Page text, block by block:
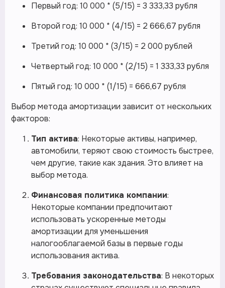
Первый год: 10 000 * (5/15) = 3 333,33 рубля
Второй год: 10 000 * (4/15) = 2 666,67 рубля
Третий год: 10 000 * (3/15) = 2 000 рублей
Четвертый год: 10 000 * (2/15) = 1 333,33 рубля
Пятый год: 10 000 * (1/15) = 666,67 рубля
Выбор метода амортизации зависит от нескольких
факторов:
Тип актива: Некоторые активы, например,
автомобили, теряют свою стоимость быстрее,
чем другие, такие как здания. Это влияет на
выбор метода.
Финансовая политика компании:
Некоторые компании предпочитают
использовать ускоренные методы
амортизации для уменьшения
налогооблагаемой базы в первые годы
использования актива.
Требования законодательства: В некоторых